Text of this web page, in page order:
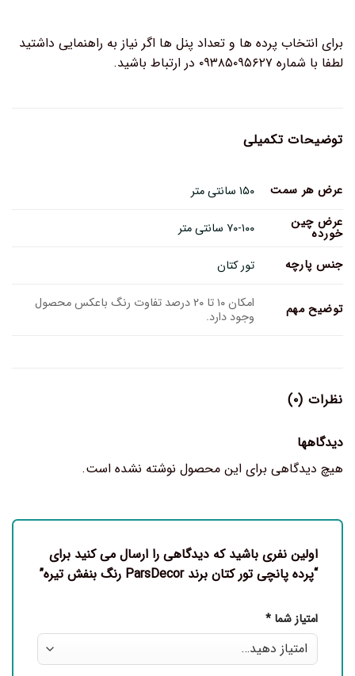
برای انتخاب پرده ها و تعداد پنل ها اگر نیاز به راهنمایی داشتید
لطفا با شماره ۰۹۳۸۵۰۹۵۶۲۷ در ارتباط باشید.
توضیحات تکمیلی
عرض هر سمت
۱۵۰ سانتی متر
عرض چین
خورده ۷۰-۱۰۰ سانتی متر
جنس پارچه تور کتان
توضیح مهم امکان ۱۰ تا ۲۰ درصد تفاوت رنگ باعکس محصول
وجود دارد.
نظرات (۰)
دیدگاهها
هیچ دیدگاهی برای این محصول نوشته نشده است.
اولین نفری باشید که دیدگاهی را ارسال می کنید برای
“پرده پانچی تور کتان برند ParsDecor رنگ بنفش تیره”
امتیاز شما *